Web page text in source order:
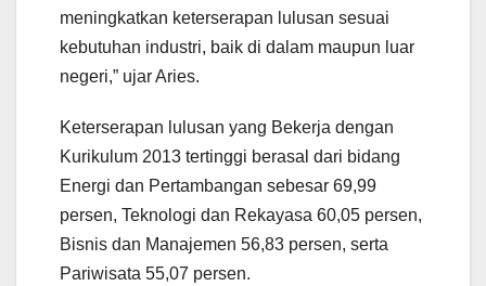
meningkatkan keterserapan lulusan sesuai
kebutuhan industri, baik di dalam maupun luar
negeri,” ujar Aries.
Keterserapan lulusan yang Bekerja dengan
Kurikulum 2013 tertinggi berasal dari bidang
Energi dan Pertambangan sebesar 69,99
persen, Teknologi dan Rekayasa 60,05 persen,
Bisnis dan Manajemen 56,83 persen, serta
Pariwisata 55,07 persen.